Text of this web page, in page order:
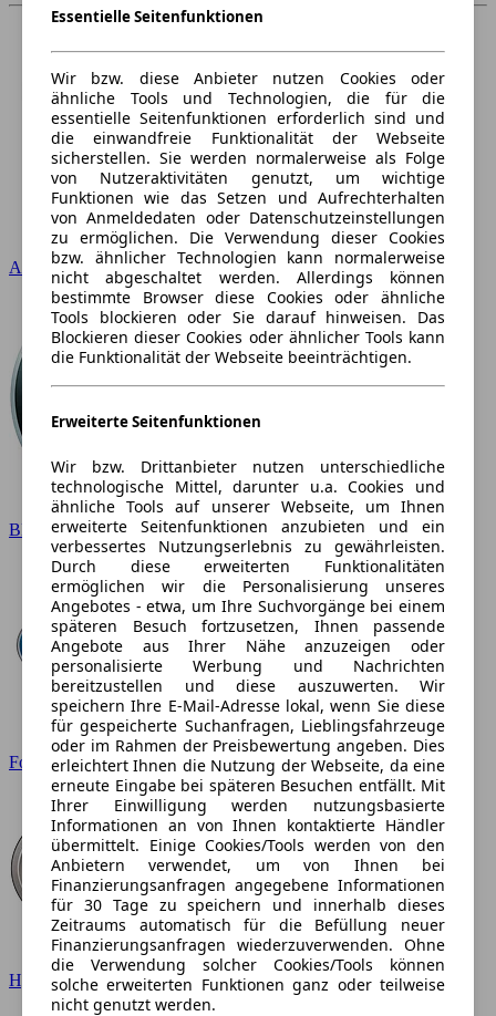
Audi
BMW
Ford
Hyundai
Essentielle Seitenfunktionen
Wir bzw. diese Anbieter nutzen Cookies oder
ähnliche Tools und Technologien, die für die
essentielle Seitenfunktionen erforderlich sind und
die einwandfreie Funktionalität der Webseite
sicherstellen. Sie werden normalerweise als Folge
von Nutzeraktivitäten genutzt, um wichtige
Funktionen wie das Setzen und Aufrechterhalten
von Anmeldedaten oder Datenschutzeinstellungen
zu ermöglichen. Die Verwendung dieser Cookies
bzw. ähnlicher Technologien kann normalerweise
nicht abgeschaltet werden. Allerdings können
bestimmte Browser diese Cookies oder ähnliche
Tools blockieren oder Sie darauf hinweisen. Das
Blockieren dieser Cookies oder ähnlicher Tools kann
die Funktionalität der Webseite beeinträchtigen.
Erweiterte Seitenfunktionen
Wir bzw. Drittanbieter nutzen unterschiedliche
technologische Mittel, darunter u.a. Cookies und
ähnliche Tools auf unserer Webseite, um Ihnen
erweiterte Seitenfunktionen anzubieten und ein
verbessertes Nutzungserlebnis zu gewährleisten.
Durch diese erweiterten Funktionalitäten
ermöglichen wir die Personalisierung unseres
Angebotes - etwa, um Ihre Suchvorgänge bei einem
späteren Besuch fortzusetzen, Ihnen passende
Angebote aus Ihrer Nähe anzuzeigen oder
personalisierte Werbung und Nachrichten
bereitzustellen und diese auszuwerten. Wir
speichern Ihre E-Mail-Adresse lokal, wenn Sie diese
für gespeicherte Suchanfragen, Lieblingsfahrzeuge
oder im Rahmen der Preisbewertung angeben. Dies
erleichtert Ihnen die Nutzung der Webseite, da eine
erneute Eingabe bei späteren Besuchen entfällt. Mit
Ihrer Einwilligung werden nutzungsbasierte
Informationen an von Ihnen kontaktierte Händler
übermittelt. Einige Cookies/Tools werden von den
Anbietern verwendet, um von Ihnen bei
Finanzierungsanfragen angegebene Informationen
für 30 Tage zu speichern und innerhalb dieses
Zeitraums automatisch für die Befüllung neuer
Finanzierungsanfragen wiederzuverwenden. Ohne
die Verwendung solcher Cookies/Tools können
solche erweiterten Funktionen ganz oder teilweise
nicht genutzt werden.